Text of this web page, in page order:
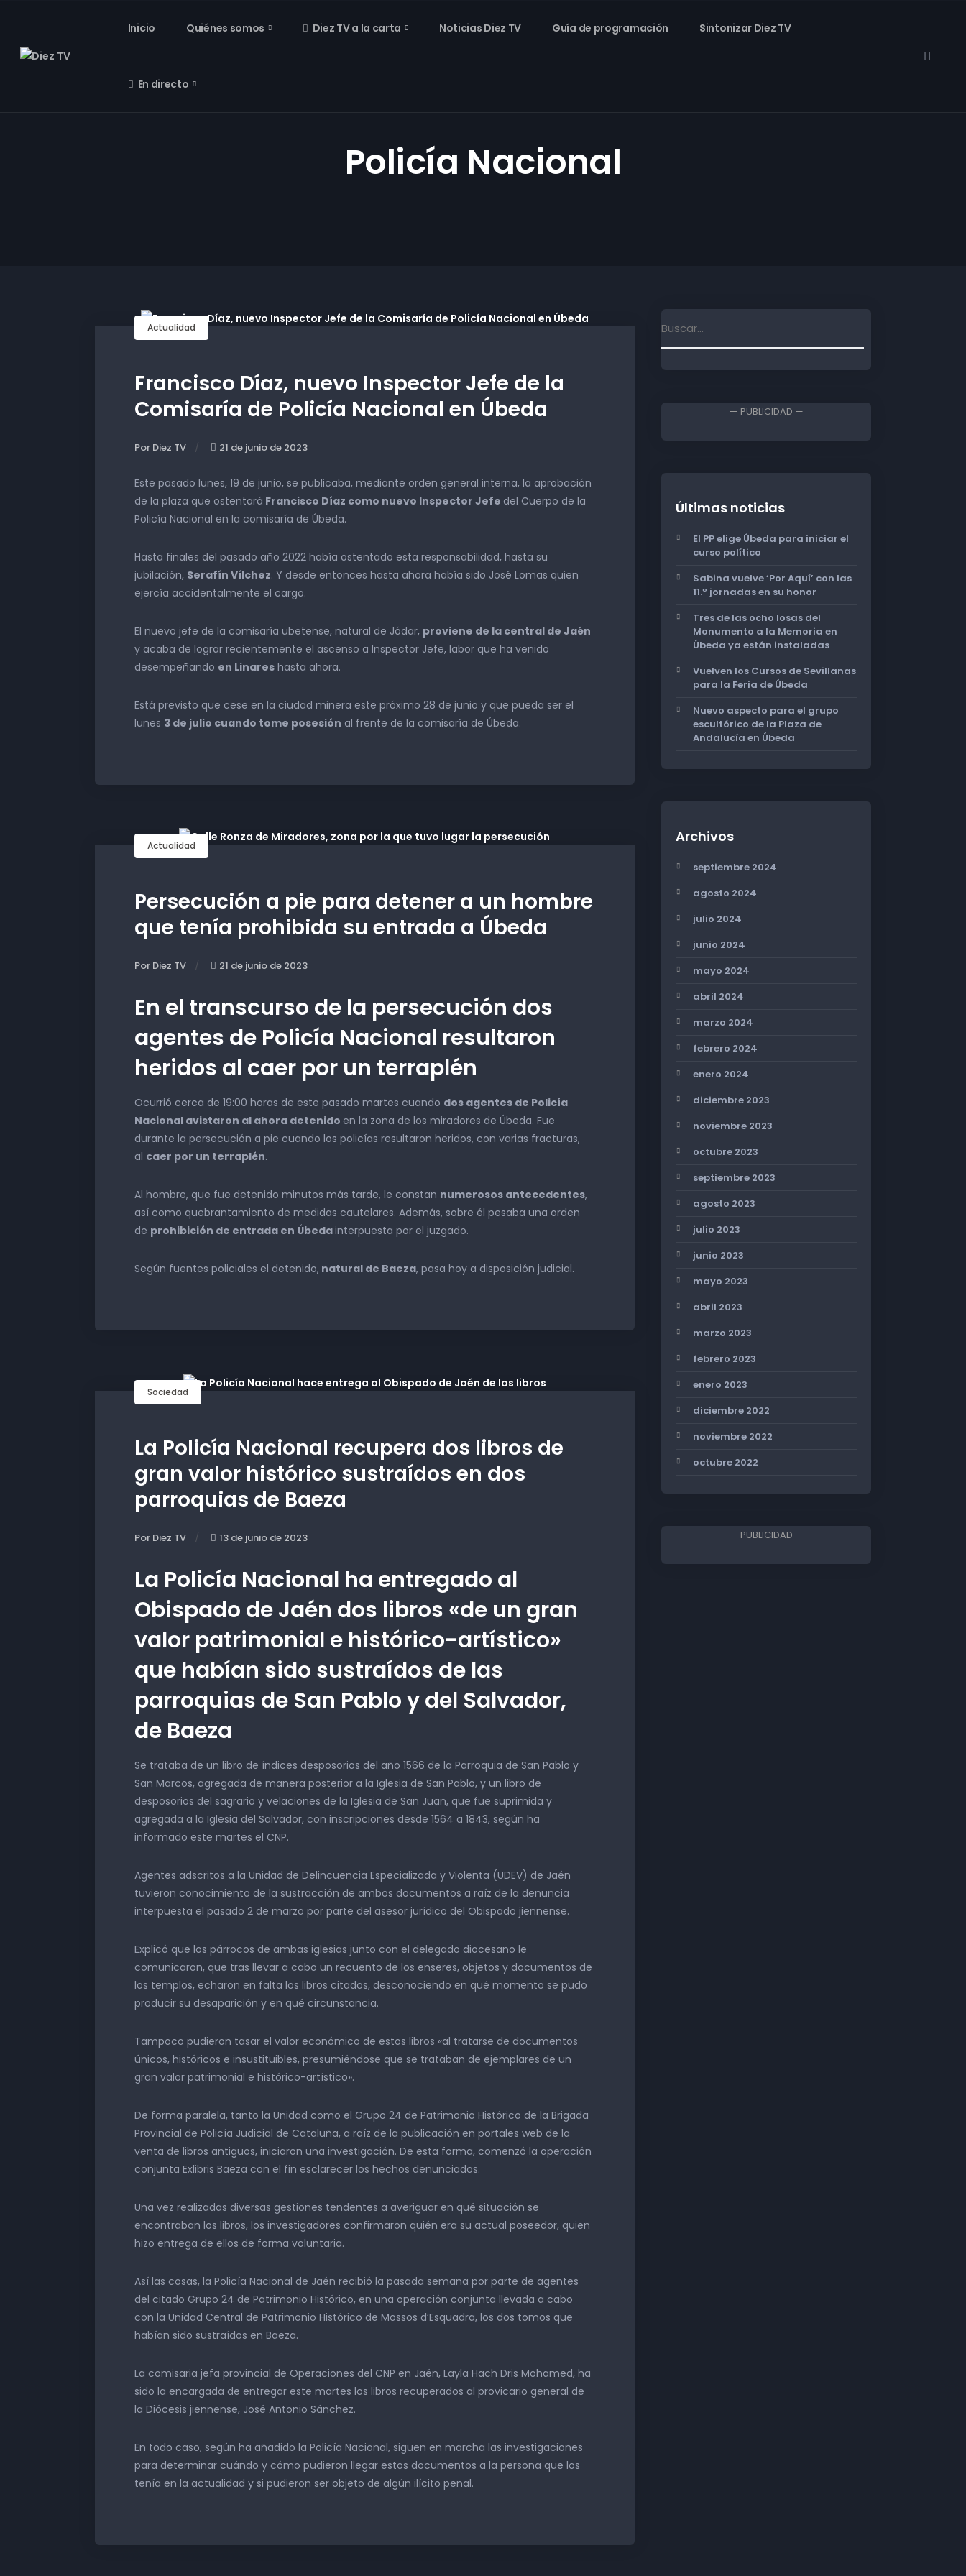
Inicio Quiénes somos Diez TV a la carta Noticias Diez TV Guía de programación Sintonizar Diez TV
En directo
Policía Nacional
Actualidad
Francisco Díaz, nuevo Inspector Jefe de la
Comisaría de Policía Nacional en Úbeda
Por Diez TV 21 de junio de 2023
Este pasado lunes, 19 de junio, se publicaba, mediante orden general interna, la aprobación
de la plaza que ostentará Francisco Díaz como nuevo Inspector Jefe del Cuerpo de la
Policía Nacional en la comisaría de Úbeda.
Hasta finales del pasado año 2022 había ostentado esta responsabilidad, hasta su
jubilación, Serafín Vílchez. Y desde entonces hasta ahora había sido José Lomas quien
ejercía accidentalmente el cargo.
El nuevo jefe de la comisaría ubetense, natural de Jódar, proviene de la central de Jaén
y acaba de lograr recientemente el ascenso a Inspector Jefe, labor que ha venido
desempeñando en Linares hasta ahora.
Está previsto que cese en la ciudad minera este próximo 28 de junio y que pueda ser el
lunes 3 de julio cuando tome posesión al frente de la comisaría de Úbeda.
Actualidad
Persecución a pie para detener a un hombre
que tenía prohibida su entrada a Úbeda
Por Diez TV 21 de junio de 2023
En el transcurso de la persecución dos
agentes de Policía Nacional resultaron
heridos al caer por un terraplén
Ocurrió cerca de 19:00 horas de este pasado martes cuando dos agentes de Policía
Nacional avistaron al ahora detenido en la zona de los miradores de Úbeda. Fue
durante la persecución a pie cuando los policías resultaron heridos, con varias fracturas,
al caer por un terraplén.
Al hombre, que fue detenido minutos más tarde, le constan numerosos antecedentes,
así como quebrantamiento de medidas cautelares. Además, sobre él pesaba una orden
de prohibición de entrada en Úbedainterpuesta por el juzgado.
Según fuentes policiales el detenido, natural de Baeza, pasa hoy a disposición judicial.
Sociedad
La Policía Nacional recupera dos libros de
gran valor histórico sustraídos en dos
parroquias de Baeza
Por Diez TV 13 de junio de 2023
La Policía Nacional ha entregado al
Obispado de Jaén dos libros «de un gran
valor patrimonial e histórico-artístico»
que habían sido sustraídos de las
parroquias de San Pablo y del Salvador,
de Baeza
Se trataba de un libro de índices desposorios del año 1566 de la Parroquia de San Pablo y
San Marcos, agregada de manera posterior a la Iglesia de San Pablo, y un libro de
desposorios del sagrario y velaciones de la Iglesia de San Juan, que fue suprimida y
agregada a la Iglesia del Salvador, con inscripciones desde 1564 a 1843, según ha
informado este martes el CNP.
Agentes adscritos a la Unidad de Delincuencia Especializada y Violenta (UDEV) de Jaén
tuvieron conocimiento de la sustracción de ambos documentos a raíz de la denuncia
interpuesta el pasado 2 de marzo por parte del asesor jurídico del Obispado jiennense.
Explicó que los párrocos de ambas iglesias junto con el delegado diocesano le
comunicaron, que tras llevar a cabo un recuento de los enseres, objetos y documentos de
los templos, echaron en falta los libros citados, desconociendo en qué momento se pudo
producir su desaparición y en qué circunstancia.
Tampoco pudieron tasar el valor económico de estos libros «al tratarse de documentos
únicos, históricos e insustituibles, presumiéndose que se trataban de ejemplares de un
gran valor patrimonial e histórico-artístico».
De forma paralela, tanto la Unidad como el Grupo 24 de Patrimonio Histórico de la Brigada
Provincial de Policía Judicial de Cataluña, a raíz de la publicación en portales web de la
venta de libros antiguos, iniciaron una investigación. De esta forma, comenzó la operación
conjunta Exlibris Baeza con el fin esclarecer los hechos denunciados.
Una vez realizadas diversas gestiones tendentes a averiguar en qué situación se
encontraban los libros, los investigadores confirmaron quién era su actual poseedor, quien
hizo entrega de ellos de forma voluntaria.
Así las cosas, la Policía Nacional de Jaén recibió la pasada semana por parte de agentes
del citado Grupo 24 de Patrimonio Histórico, en una operación conjunta llevada a cabo
con la Unidad Central de Patrimonio Histórico de Mossos d’Esquadra, los dos tomos que
habían sido sustraídos en Baeza.
La comisaria jefa provincial de Operaciones del CNP en Jaén, Layla Hach Dris Mohamed, ha
sido la encargada de entregar este martes los libros recuperados al provicario general de
la Diócesis jiennense, José Antonio Sánchez.
En todo caso, según ha añadido la Policía Nacional, siguen en marcha las investigaciones
para determinar cuándo y cómo pudieron llegar estos documentos a la persona que los
tenía en la actualidad y si pudieron ser objeto de algún ilícito penal.
— PUBLICIDAD —
Últimas noticias
El PP elige Úbeda para iniciar el
curso político
Sabina vuelve ‘Por Aquí’ con las
11.º jornadas en su honor
Tres de las ocho losas del
Monumento a la Memoria en
Úbeda ya están instaladas
Vuelven los Cursos de Sevillanas
para la Feria de Úbeda
Nuevo aspecto para el grupo
escultórico de la Plaza de
Andalucía en Úbeda
Archivos
septiembre 2024
agosto 2024
julio 2024
junio 2024
mayo 2024
abril 2024
marzo 2024
febrero 2024
enero 2024
diciembre 2023
noviembre 2023
octubre 2023
septiembre 2023
agosto 2023
julio 2023
junio 2023
mayo 2023
abril 2023
marzo 2023
febrero 2023
enero 2023
diciembre 2022
noviembre 2022
octubre 2022
— PUBLICIDAD —